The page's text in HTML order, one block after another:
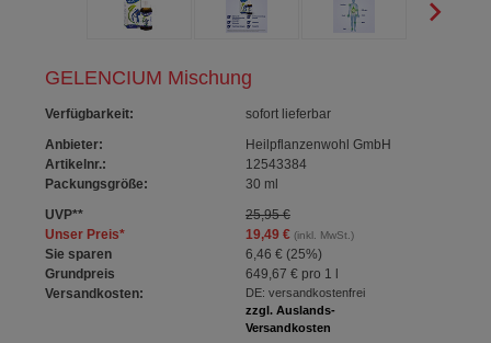
GELENCIUM Mischung
Verfügbarkeit:
sofort lieferbar
Anbieter:
Heilpflanzenwohl GmbH
Artikelnr.:
12543384
Packungsgröße:
30 ml
UVP**
25,95 €
Unser Preis* 19,49 €(inkl. MwSt.)
Sie sparen 6,46 € (25%)
Grundpreis
649,67 €pro 1 l
Versandkosten:
DE: versandkostenfrei
zzgl. Auslands-
Versandkosten